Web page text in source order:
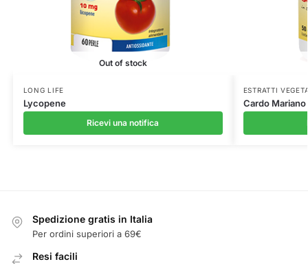
Out of stock
LONG LIFE
Lycopene
Ricevi una notifica
ESTRATTI
Cardo Mariano
Spedizione gratis in Italia
Per ordini superiori a 69€
Resi facili